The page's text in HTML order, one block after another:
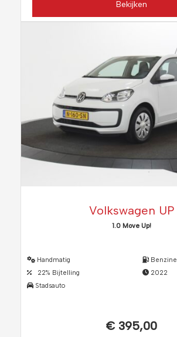
Bekijken
Volkswagen UP
1.0 Move Up!
Handmatig
22% Bijtelling
Stadsauto
Benzine
2022
€ 395,00